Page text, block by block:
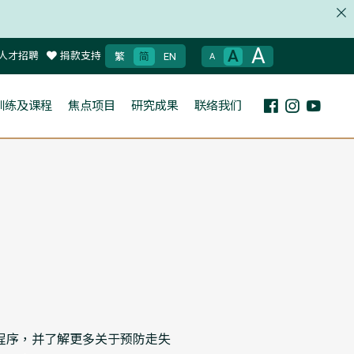
才招聘 捐款支持 繁 简 EN A A A
练及课程 焦点项目 研究成果 联络我们
序，并了解更多关于预防走失